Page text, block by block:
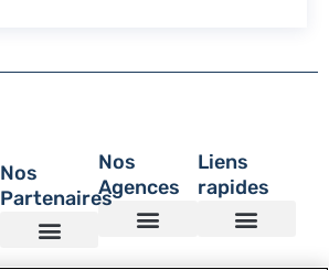
Nos
Partenaires
Nos
Agences
Liens
rapides